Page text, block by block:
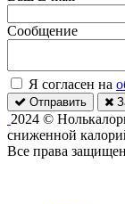
Сообщение
Я согласен на
Отправить
2024 ©
сниженной
Все права